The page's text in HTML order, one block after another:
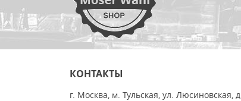
КОНТАКТЫ
г. Москва, м. Тульская, ул. Люсиновская,